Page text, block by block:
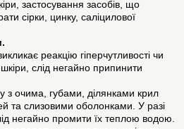
застосування засобів, що
сірки, цинку, саліцилової
реакцію гіперчутливості чи
слід негайно припинити
з очима, губами, ділянками крил
та слизовими оболонками. У разі
негайно промити їх теплою водою.